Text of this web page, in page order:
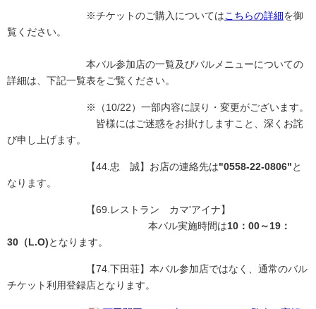
※チケットのご購入についてはこちらの詳細を御
覧ください。
本バル参加店の一覧及びバルメニューについての
詳細は、下記一覧表をご覧ください。
※（10/22）一部内容に誤り・変更がございます。
皆様にはご迷惑をお掛けしますこと、深くお詫
び申し上げます。
【44.忠 誠】お店の連絡先は"0558-22-0806"と
なります。
【69.レストラン カマ'アイナ】
本バル実施時間は10：00～19：
30（L.O)となります。
【74.下田荘】本バル参加店ではなく、通常のバル
チケット利用登録店となります。